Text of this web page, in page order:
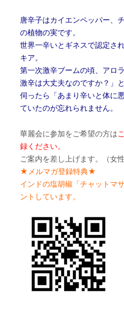
唐辛子はカイエンペッパー、
の植物の実です。
世界一辛いとギネスで認定さ
キア。
第一次激辛ブームの頃、アロ
激辛は大丈夫なのですか？」と
伺ったら「あまり辛いと体に
ていたのが忘れられません。
華麗会に参加をご希望の方は
録ください。
ご案内を差し上げます。（女
★メルマガ登録特典★
インドの塩胡椒「チャットマ
ントしています。